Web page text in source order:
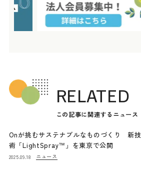
RELATED
この記事に関連するニュース
Onが挑むサステナブルなものづくり 新技
術「LightSpray™」を東京で公開
2025.09.18 ニュース